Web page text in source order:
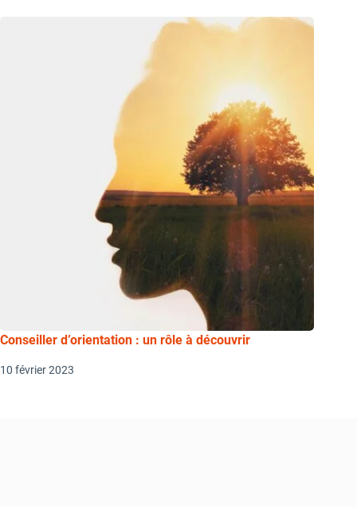
Conseiller d’orientation : un rôle à découvrir
10 février 2023